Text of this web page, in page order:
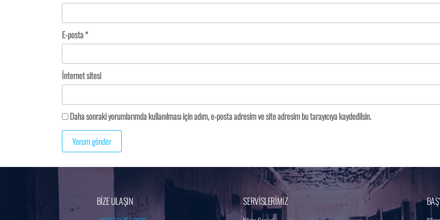
E-posta*
İnternet sitesi
Daha sonraki yorumlarımda kullanılması için adım, e-posta adresim ve site adresim bu tarayıcıya kaydedilsin.
BİZE ULAŞIN SERVİSLERİMİZ